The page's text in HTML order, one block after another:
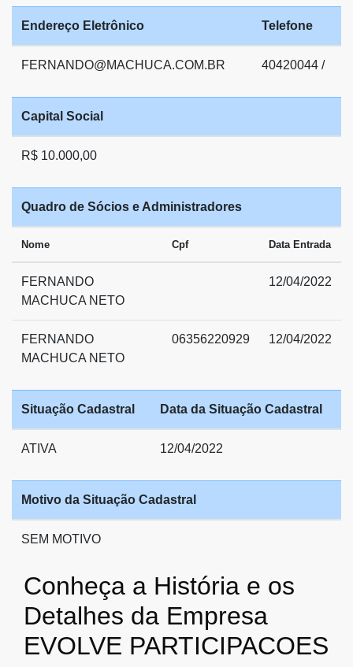
Endereço Eletrônico Telefone
FERNANDO@MACHUCA.COM.BR 40420044 /
Capital Social
R$ 10.000,00
Quadro de Sócios e Administradores
Nome Cpf Data Entrada
FERNANDO
MACHUCA NETO
12/04/2022
FERNANDO
MACHUCA NETO
06356220929 12/04/2022
Situação Cadastral Data da Situação Cadastral
ATIVA 12/04/2022
Motivo da Situação Cadastral
SEM MOTIVO
Conheça a História e os
Detalhes da Empresa
EVOLVE PARTICIPACOES